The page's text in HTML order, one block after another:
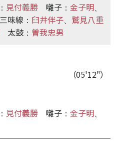
： 見付義勝 囃子 ： 金子明
三味線 ： 臼井伴子
鷲見八重
太鼓 ： 曽我忠男
（05'12"）
： 見付義勝 囃子 ： 金子明